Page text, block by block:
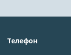
Телефон